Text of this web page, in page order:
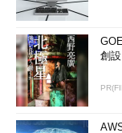
創設